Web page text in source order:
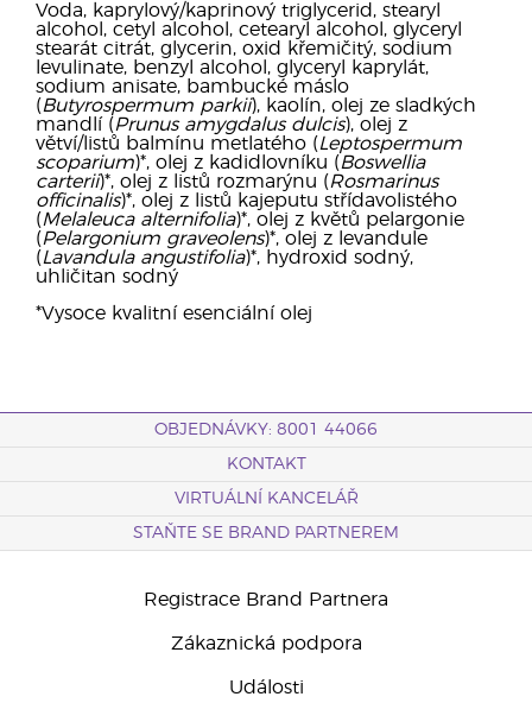
Voda, kaprylový/kaprinový triglycerid, stearyl
alcohol, cetyl alcohol, cetearyl alcohol, glyceryl
stearát citrát, glycerin, oxid křemičitý, sodium
levulinate, benzyl alcohol, glyceryl kaprylát,
sodium anisate, bambucké máslo
(Butyrospermum parkii), kaolín, olej ze sladkých
mandlí (Prunus amygdalus dulcis), olej z
větví/listů balmínu metlatého (Leptospermum
scoparium)*, olej z kadidlovníku (Boswellia
carterii)*, olej z listů rozmarýnu (Rosmarinus
officinalis)*, olej z listů kajeputu střídavolistého
(Melaleuca alternifolia)*, olej z květů pelargonie
(Pelargonium graveolens)*, olej z levandule
(Lavandula angustifolia)*, hydroxid sodný,
uhličitan sodný
*Vysoce kvalitní esenciální olej
OBJEDNÁVKY: 8001 44066
KONTAKT
VIRTUÁLNÍ KANCELÁŘ
STAŇTE SE BRAND PARTNEREM
Registrace Brand Partnera
Zákaznická podpora
Události